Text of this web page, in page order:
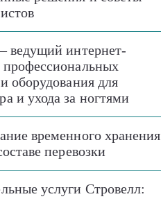
ведущий интернет-
профессиональных
оборудования для
и ухода за ногтями
временного хранения
перевозки
услуги Стровелл: